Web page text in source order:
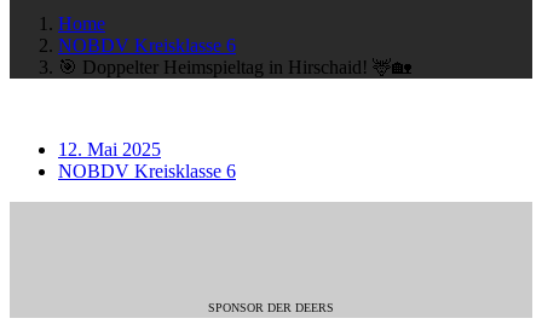
Home
NOBDV Kreisklasse 6
🎯 Doppelter Heimspieltag in Hirschaid! 🦌🏡
12. Mai 2025
NOBDV Kreisklasse 6
SPONSOR DER DEERS